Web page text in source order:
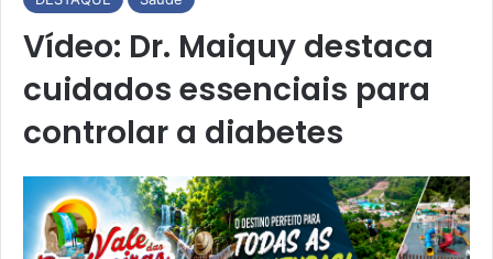
Vídeo: Dr. Maiquy destaca
cuidados essenciais para
controlar a diabetes